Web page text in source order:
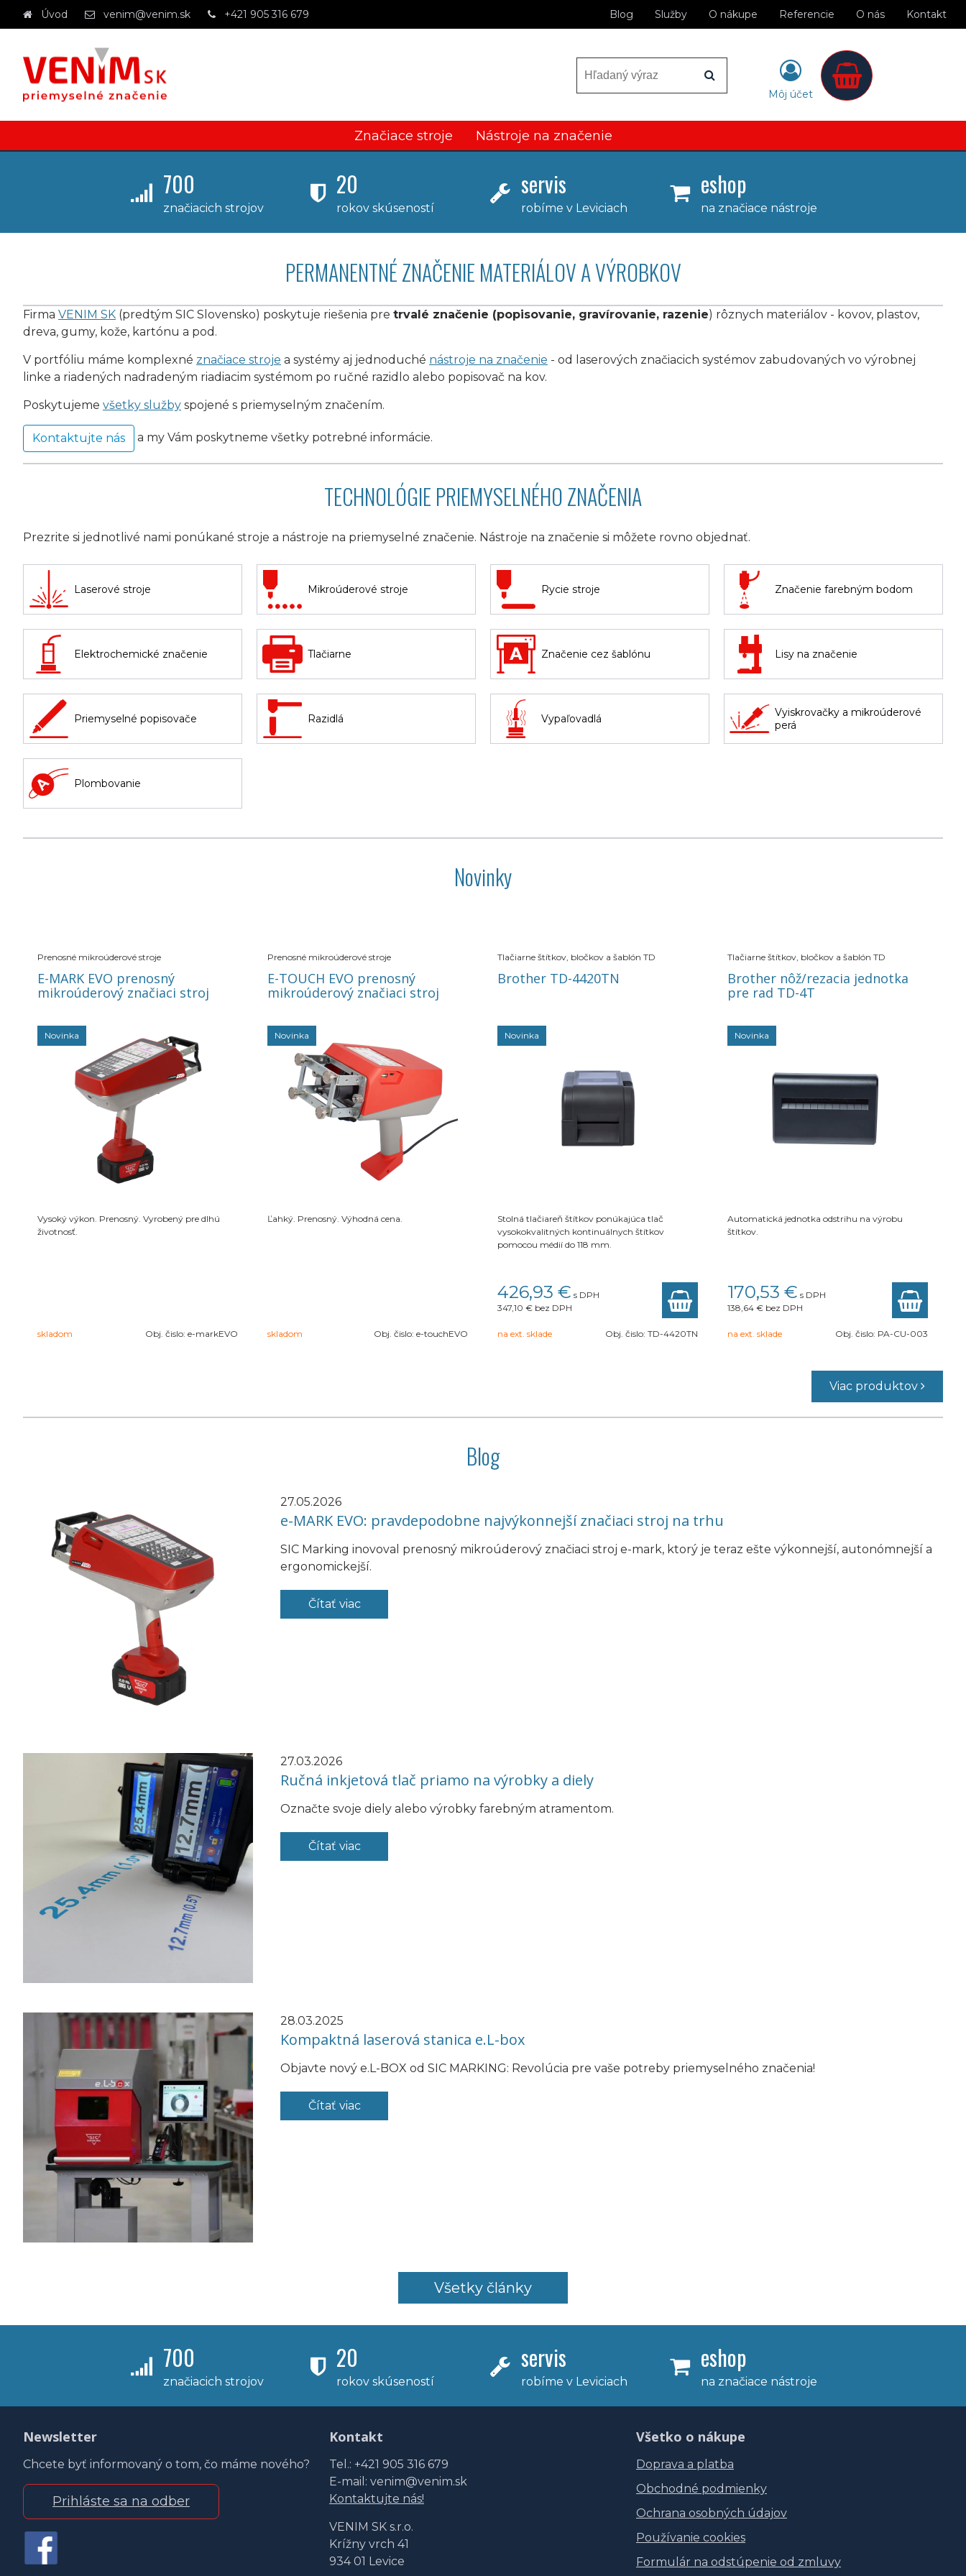
Úvod venim@venim.sk +421 905 316 679 Blog Služby O nákupe Referencie O nás Kontakt
Môj účet
Značiace stroje Nástroje na značenie
700
značiacich strojov
20
rokov skúseností
servis
robíme v Leviciach
eshop
na značiace nástroje
PERMANENTNÉ ZNAČENIE MATERIÁLOV A VÝROBKOV
Firma VENIM SK (predtým SIC Slovensko) poskytuje riešenia pre trvalé značenie (popisovanie, gravírovanie, razenie) rôznych materiálov - kovov, plastov,
dreva, gumy, kože, kartónu a pod.
V portfóliu máme komplexné značiace stroje a systémy aj jednoduché nástroje na značenie - od laserových značiacich systémov zabudovaných vo výrobnej
linke a riadených nadradeným riadiacim systémom po ručné razidlo alebo popisovač na kov.
Poskytujeme všetky služby spojené s priemyselným značením.
Kontaktujte nás a my Vám poskytneme všetky potrebné informácie.
TECHNOLÓGIE PRIEMYSELNÉHO ZNAČENIA
Prezrite si jednotlivé nami ponúkané stroje a nástroje na priemyselné značenie. Nástroje na značenie si môžete rovno objednať.
Laserové stroje Mikroúderové stroje Rycie stroje Značenie farebným bodom
Elektrochemické značenie Tlačiarne Značenie cez šablónu Lisy na značenie
Priemyselné popisovače Razidlá Vypaľovadlá
Vyiskrovačky a mikroúderové
perá
Plombovanie
Novinky
Prenosné mikroúderové stroje
E-MARK EVO prenosný
mikroúderový značiaci stroj
Novinka
Vysoký výkon. Prenosný. Vyrobený pre dlhú
životnosť.
skladom Obj. čislo: e-markEVO
Prenosné mikroúderové stroje
E-TOUCH EVO prenosný
mikroúderový značiaci stroj
Novinka
Ľahký. Prenosný. Výhodná cena.
skladom Obj. čislo: e-touchEVO
Tlačiarne štítkov, bločkov a šablón TD
Brother TD-4420TN
Novinka
Stolná tlačiareň štítkov ponúkajúca tlač
vysokokvalitných kontinuálnych štítkov
pomocou médií do 118 mm.
426,93 € s DPH
347,10 € bez DPH
na ext. sklade Obj. čislo: TD-4420TN
Tlačiarne štítkov, bločkov a šablón TD
Brother nôž/rezacia jednotka
pre rad TD-4T
Novinka
Automatická jednotka odstrihu na výrobu
štítkov.
170,53 € s DPH
138,64 € bez DPH
na ext. sklade Obj. čislo: PA-CU-003
Viac produktov
Blog
27.05.2026
e-MARK EVO: pravdepodobne najvýkonnejší značiaci stroj na trhu
SIC Marking inovoval prenosný mikroúderový značiaci stroj e-mark, ktorý je teraz ešte výkonnejší, autonómnejší a
ergonomickejší.
Čítať viac
27.03.2026
Ručná inkjetová tlač priamo na výrobky a diely
Označte svoje diely alebo výrobky farebným atramentom.
Čítať viac
28.03.2025
Kompaktná laserová stanica e.L-box
Objavte nový e.L-BOX od SIC MARKING: Revolúcia pre vaše potreby priemyselného značenia!
Čítať viac
Všetky články
700
značiacich strojov
20
rokov skúseností
servis
robíme v Leviciach
eshop
na značiace nástroje
Newsletter
Chcete byť informovaný o tom, čo máme nového?
Prihláste sa na odber
Kontakt
Tel.: +421 905 316 679
E-mail: venim@venim.sk
Kontaktujte nás!
VENIM SK s.r.o.
Krížny vrch 41
934 01 Levice
Všetko o nákupe
Doprava a platba
Obchodné podmienky
Ochrana osobných údajov
Používanie cookies
Formulár na odstúpenie od zmluvy